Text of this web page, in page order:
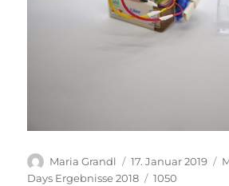
Autor
Maria Grandl
Veröffentlicht
am
17. Januar 2019
Days Ergebnisse 2018
Schlagwörter
1050